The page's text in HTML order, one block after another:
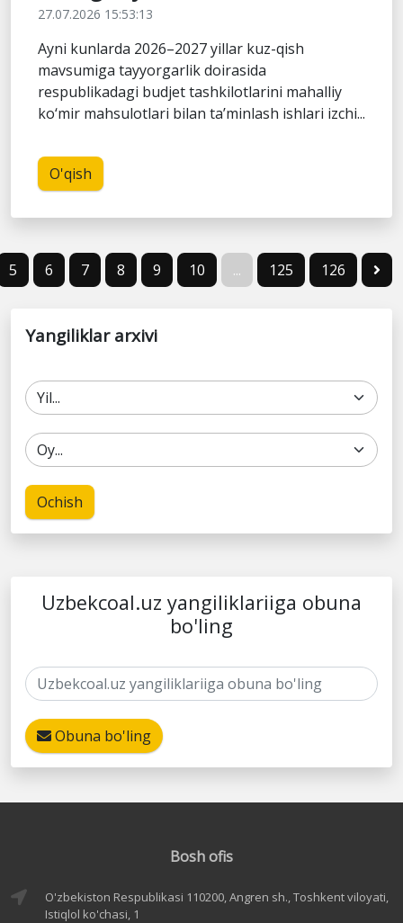
27.07.2026 15:53:13
Ayni kunlarda 2026–2027 yillar kuz-qish
mavsumiga tayyorgarlik doirasida
respublikadagi budjet tashkilotlarini mahalliy
ko‘mir mahsulotlari bilan ta’minlash ishlari izchi...
O'qish
5 6 7 8 9 10 ... 125 126
Yangiliklar arxivi
Ochish
Uzbekcoal.uz yangiliklariiga obuna
bo'ling
Obuna bo'ling
Bosh ofis
O'zbekiston Respublikasi 110200, Angren sh., Toshkent viloyati,
Istiqlol ko'chasi, 1